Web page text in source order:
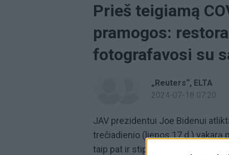
Prieš teigiamą
pramogos:
fotografavosi su
„Reuters“ ELTA
2024-07-18 07:20
JAV prezidentui Joe Bidenui
trečiadienio (liepos 17 d.) vakarą
taip pat ir stiprinamąja doze, jam